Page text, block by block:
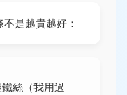
是越貴越好：
絲（我用過